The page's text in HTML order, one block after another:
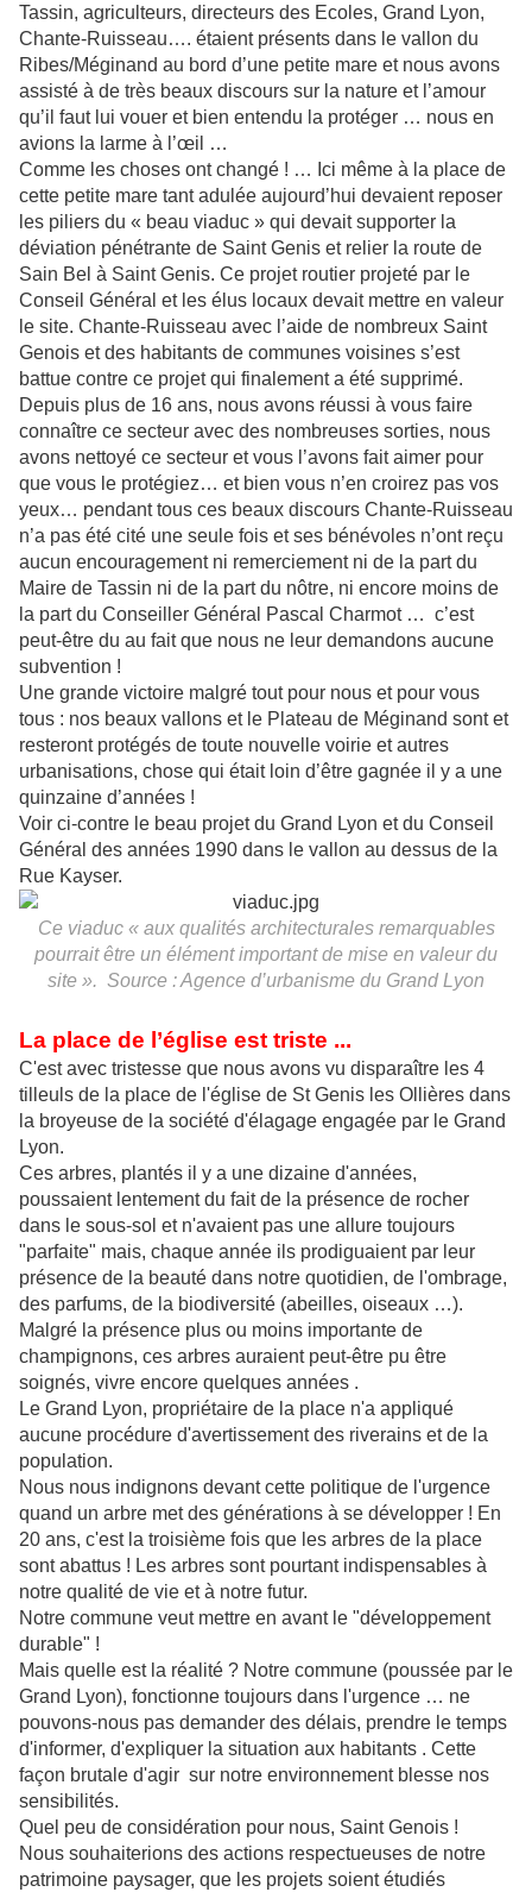
Tassin, agriculteurs, directeurs des Ecoles, Grand Lyon,
Chante-Ruisseau…. étaient présents dans le vallon du
Ribes/Méginand au bord d’une petite mare et nous avons
assisté à de très beaux discours sur la nature et l’amour
qu’il faut lui vouer et bien entendu la protéger … nous en
avions la larme à l’œil …
Comme les choses ont changé ! … Ici même à la place de
cette petite mare tant adulée aujourd’hui devaient reposer
les piliers du « beau viaduc » qui devait supporter la
déviation pénétrante de Saint Genis et relier la route de
Sain Bel à Saint Genis. Ce projet routier projeté par le
Conseil Général et les élus locaux devait mettre en valeur
le site. Chante-Ruisseau avec l’aide de nombreux Saint
Genois et des habitants de communes voisines s’est
battue contre ce projet qui finalement a été supprimé.
Depuis plus de 16 ans, nous avons réussi à vous faire
connaître ce secteur avec des nombreuses sorties, nous
avons nettoyé ce secteur et vous l’avons fait aimer pour
que vous le protégiez… et bien vous n’en croirez pas vos
yeux… pendant tous ces beaux discours Chante-Ruisseau
n’a pas été cité une seule fois et ses bénévoles n’ont reçu
aucun encouragement ni remerciement ni de la part du
Maire de Tassin ni de la part du nôtre, ni encore moins de
la part du Conseiller Général Pascal Charmot … c’est
peut-être du au fait que nous ne leur demandons aucune
subvention !
Une grande victoire malgré tout pour nous et pour vous
tous : nos beaux vallons et le Plateau de Méginand sont et
resteront protégés de toute nouvelle voirie et autres
urbanisations, chose qui était loin d’être gagnée il y a une
quinzaine d’années !
Voir ci-contre le beau projet du Grand Lyon et du Conseil
Général des années 1990 dans le vallon au dessus de la
Rue Kayser.
Ce viaduc « aux qualités architecturales remarquables
pourrait être un élément important de mise en valeur du
site ». Source : Agence d’urbanisme du Grand Lyon
La place de l’église est triste ...
C'est avec tristesse que nous avons vu disparaître les 4
tilleuls de la place de l'église de St Genis les Ollières dans
la broyeuse de la société d'élagage engagée par le Grand
Lyon.
Ces arbres, plantés il y a une dizaine d'années,
poussaient lentement du fait de la présence de rocher
dans le sous-sol et n'avaient pas une allure toujours
"parfaite" mais, chaque année ils prodiguaient par leur
présence de la beauté dans notre quotidien, de l'ombrage,
des parfums, de la biodiversité (abeilles, oiseaux …).
Malgré la présence plus ou moins importante de
champignons, ces arbres auraient peut-être pu être
soignés, vivre encore quelques années .
Le Grand Lyon, propriétaire de la place n'a appliqué
aucune procédure d'avertissement des riverains et de la
population.
Nous nous indignons devant cette politique de l'urgence
quand un arbre met des générations à se développer ! En
20 ans, c'est la troisième fois que les arbres de la place
sont abattus ! Les arbres sont pourtant indispensables à
notre qualité de vie et à notre futur.
Notre commune veut mettre en avant le "développement
durable" !
Mais quelle est la réalité ? Notre commune (poussée par le
Grand Lyon), fonctionne toujours dans l'urgence … ne
pouvons-nous pas demander des délais, prendre le temps
d'informer, d'expliquer la situation aux habitants . Cette
façon brutale d'agir sur notre environnement blesse nos
sensibilités.
Quel peu de considération pour nous, Saint Genois !
Nous souhaiterions des actions respectueuses de notre
patrimoine paysager, que les projets soient étudiés